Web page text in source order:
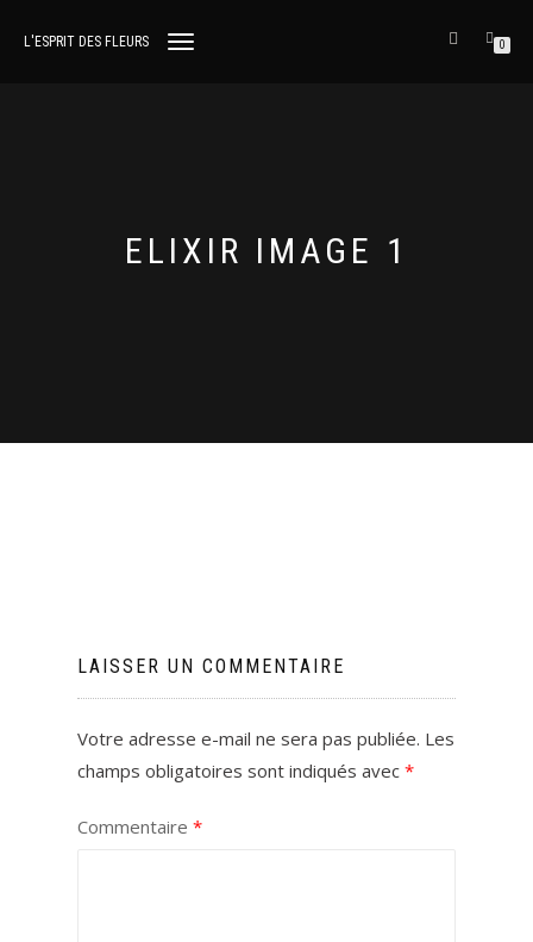
L'ESPRIT DES FLEURS
DÉPLIER
0
ELIXIR IMAGE 1
LAISSER UN COMMENTAIRE
Votre adresse e-mail ne sera pas publiée. Les
champs obligatoires sont indiqués avec *
Commentaire *